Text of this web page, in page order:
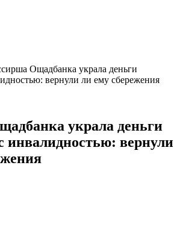
Ощадбанка украла деньги
вернули ли ему сбережения
украла деньги
инвалидностью: вернули